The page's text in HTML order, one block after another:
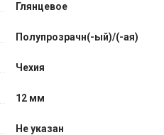
Глянцевое
Полупрозрачн(-ый)/(-ая)
Чехия
12 мм
Не указан